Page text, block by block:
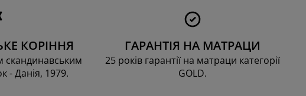
КОРІННЯ
- Данія, 1979.
ГАРАНТІЯ НА МАТРАЦИ
25 років гарантії на матраци категорії
GOLD.